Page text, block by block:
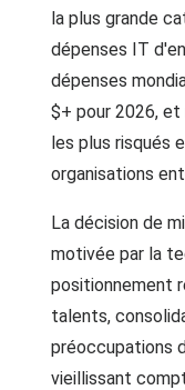
la plus grande
dépenses IT
dépenses
$+ pour 2026,
les plus risqués
organisations
La décision de
motivée par la
positionnement
talents,
préoccupations
vieillissant